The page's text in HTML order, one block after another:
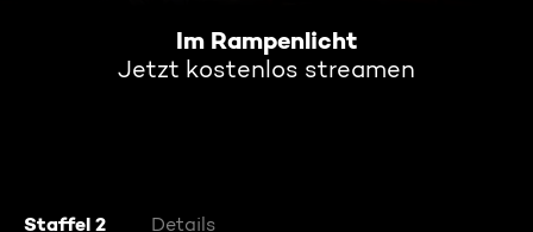
Im Rampenlicht
Jetzt kostenlos streamen
Staffel 2 Details